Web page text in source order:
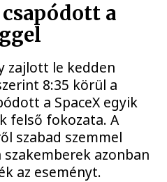
a
zajlott le kedden
8:35 körül a
a SpaceX egyik
felső fokozata. A
szabad szemmel
azonban
az eseményt.